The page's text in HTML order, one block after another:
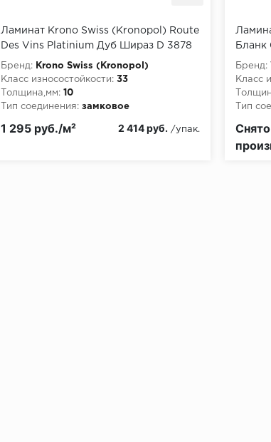
Ламинат Krono Swiss (Kronopol) Route
Des Vins Platinium Дуб Шираз D 3878
Бренд:
Krono Swiss (Kronopol)
Класс износостойкости: 33
Толщина,мм: 10
Тип соединения: замковое
1 295 руб./м² 2 414 руб. /упак.
Бланк
Бренд:
Класс
Тип